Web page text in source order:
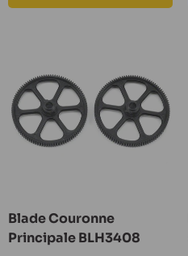
Blade Couronne
Principale BLH3408